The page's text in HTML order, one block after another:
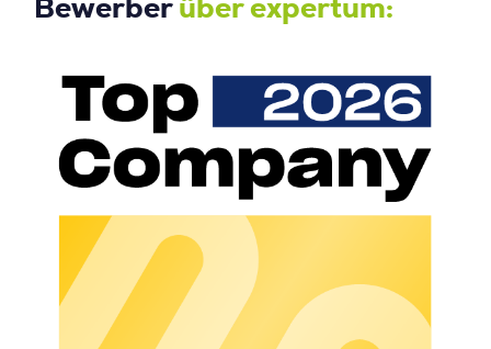
Bewerber über expertum: